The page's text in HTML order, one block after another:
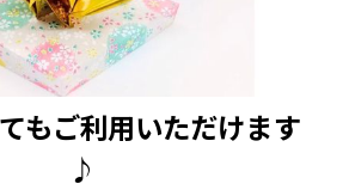
もご利用いただけます
♪